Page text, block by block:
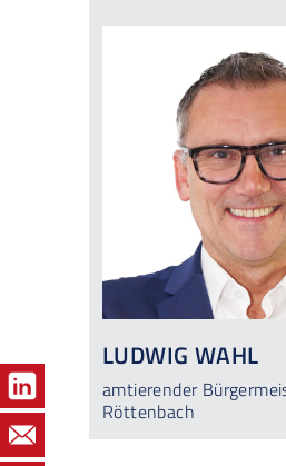
LUDWIG WAHL
amtierender
Röttenbach